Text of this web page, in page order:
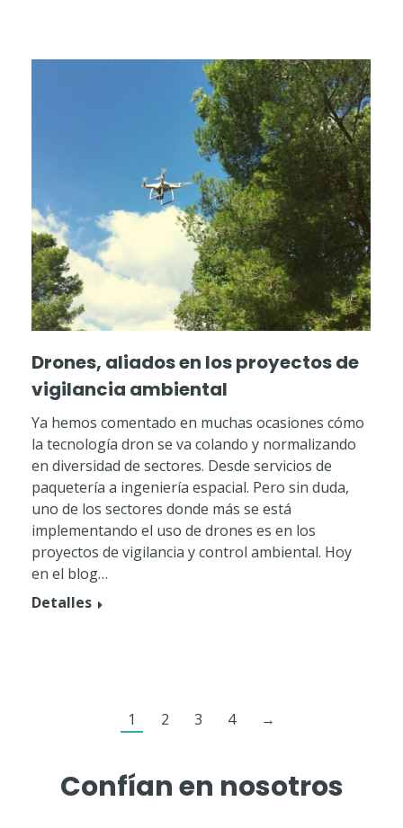
Drones, aliados en los proyectos de
vigilancia ambiental
Ya hemos comentado en muchas ocasiones cómo
la tecnología dron se va colando y normalizando
en diversidad de sectores. Desde servicios de
paquetería a ingeniería espacial. Pero sin duda,
uno de los sectores donde más se está
implementando el uso de drones es en los
proyectos de vigilancia y control ambiental. Hoy
en el blog…
Detalles
1 2 3 4 →
Confían en nosotros